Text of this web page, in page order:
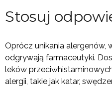
Stosuj
Oprócz unikania alergenów,
odgrywają farmaceutyki.
leków
alergii, takie jak katar,